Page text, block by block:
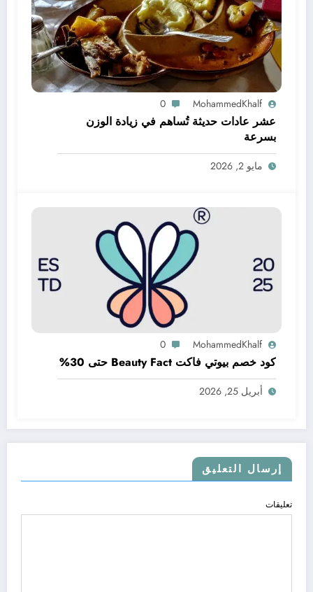
MohammedKhalf
0
عشر عادات حديثة تُساهم في زيادة الوزن
بسرعة
مايو 2, 2026
MohammedKhalf
0
كود خصم بيوتي فاكت Beauty Fact حتى 30%
أبريل 25, 2026
إرسال التعليق
تعليقات